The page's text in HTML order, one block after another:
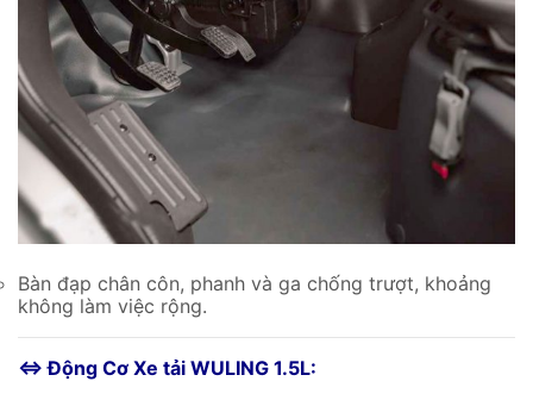
Bàn đạp chân côn, phanh và ga chống trượt, khoảng
không làm việc rộng.
⇔ Động Cơ Xe tải WULING 1.5L: